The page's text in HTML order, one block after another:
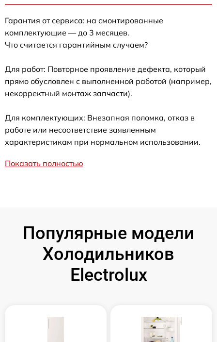
Гарантия от сервиса: на смонтированные
комплектующие — до 3 месяцев.
Что считается гарантийным случаем?
Для работ: Повторное проявление дефекта, который
прямо обусловлен с выполненной работой (например,
некорректный монтаж запчасти).
Для комплектующих: Внезапная поломка, отказ в
работе или несоответствие заявленным
характеристикам при нормальном использовании.
Показать полностью
Популярные модели
Холодильников
Electrolux